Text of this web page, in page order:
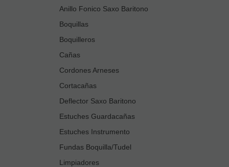
Anillo Fonico Saxo Baritono
Boquillas
Boquilleros
Cañas
Cordones Arneses
Cortacañas
Deflector Saxo Baritono
Estuches Guardacañas
Estuches Instrumento
Fundas Boquilla/Tudel
Limpiadores